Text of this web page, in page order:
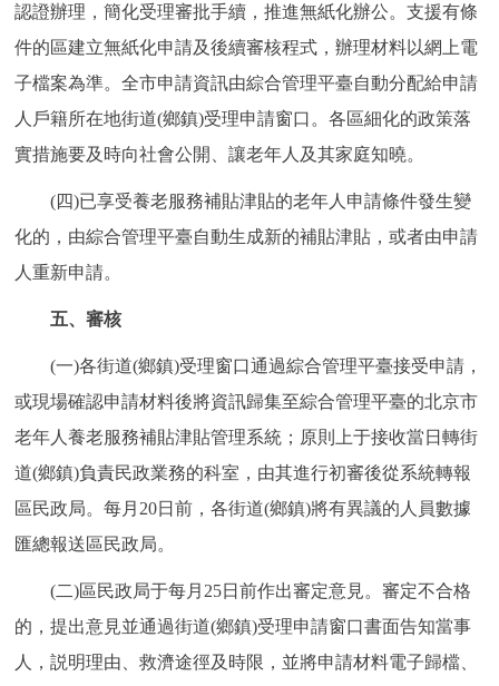
認證辦理，簡化受理審批手續，推進無紙化辦公。支援有條
件的區建立無紙化申請及後續審核程式，辦理材料以網上電
子檔案為準。全市申請資訊由綜合管理平臺自動分配給申請
人戶籍所在地街道(鄉鎮)受理申請窗口。各區細化的政策落
實措施要及時向社會公開、讓老年人及其家庭知曉。
(四)已享受養老服務補貼津貼的老年人申請條件發生變
化的，由綜合管理平臺自動生成新的補貼津貼，或者由申請
人重新申請。
五、審核
(一)各街道(鄉鎮)受理窗口通過綜合管理平臺接受申請，
或現場確認申請材料後將資訊歸集至綜合管理平臺的北京市
老年人養老服務補貼津貼管理系統；原則上于接收當日轉街
道(鄉鎮)負責民政業務的科室，由其進行初審後從系統轉報
區民政局。每月20日前，各街道(鄉鎮)將有異議的人員數據
匯總報送區民政局。
(二)區民政局于每月25日前作出審定意見。審定不合格
的，提出意見並通過街道(鄉鎮)受理申請窗口書面告知當事
人，説明理由、救濟途徑及時限，並將申請材料電子歸檔、